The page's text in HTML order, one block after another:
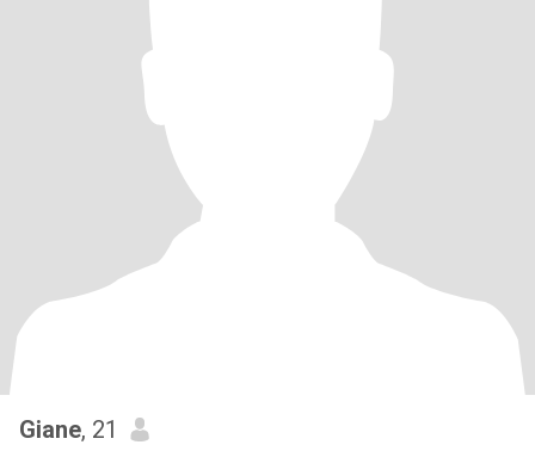
Giane, 21